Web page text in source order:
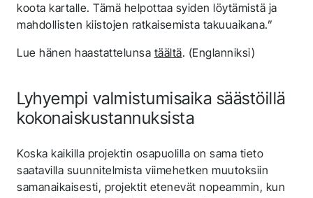
koota kartalle. Tämä helpottaa syiden löytämistä ja
mahdollisten kiistojen ratkaisemista takuuaikana.”
Lue hänen haastattelunsa täältä. (Englanniksi)
Lyhyempi valmistumisaika säästöillä
kokonaiskustannuksista
Koska kaikilla projektin osapuolilla on sama tieto
saatavilla suunnitelmista viimehetken muutoksiin
samanaikaisesti, projektit etenevät nopeammin, kun